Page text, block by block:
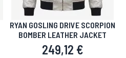
RYAN GOSLING DRIVE SCORPION
BOMBER LEATHER JACKET
249,12 €